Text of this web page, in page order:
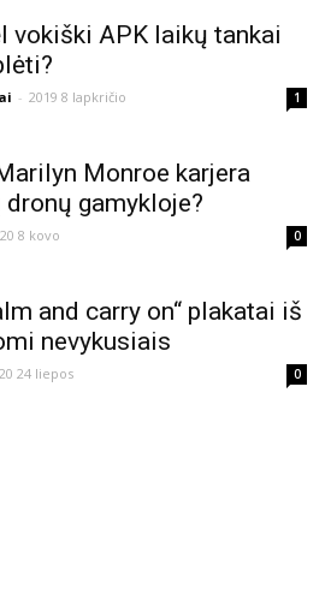
vokiški APK laikų tankai
- 2019 8 lapkričio 1
Monroe karjera
gamykloje?
8 kovo 0
and carry on“ plakatai iš
nevykusiais
24 liepos 0